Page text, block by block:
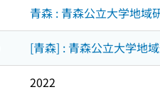
青森 : 青森公立大学地域
[青森] : 青森公立大学地
2022